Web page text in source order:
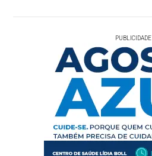
PUBLICIDADE